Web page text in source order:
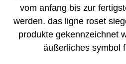
vom anfang bis zur
werden. das ligne roset
produkte gekennzeichnet
äußerliches symbol